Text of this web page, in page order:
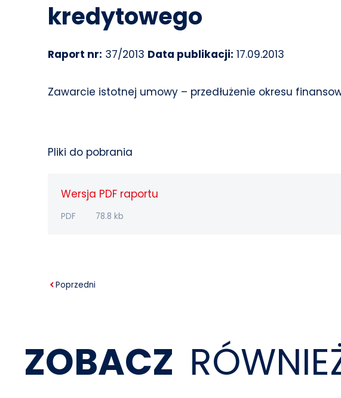
kredytowego
Raport nr: 37/2013 Data publikacji: 17.09.2013
Zawarcie istotnej umowy – przedłużenie okresu
Pliki do pobrania
Wersja PDF raportu
PDF 78.8 kb
Poprzedni
ZOBACZ